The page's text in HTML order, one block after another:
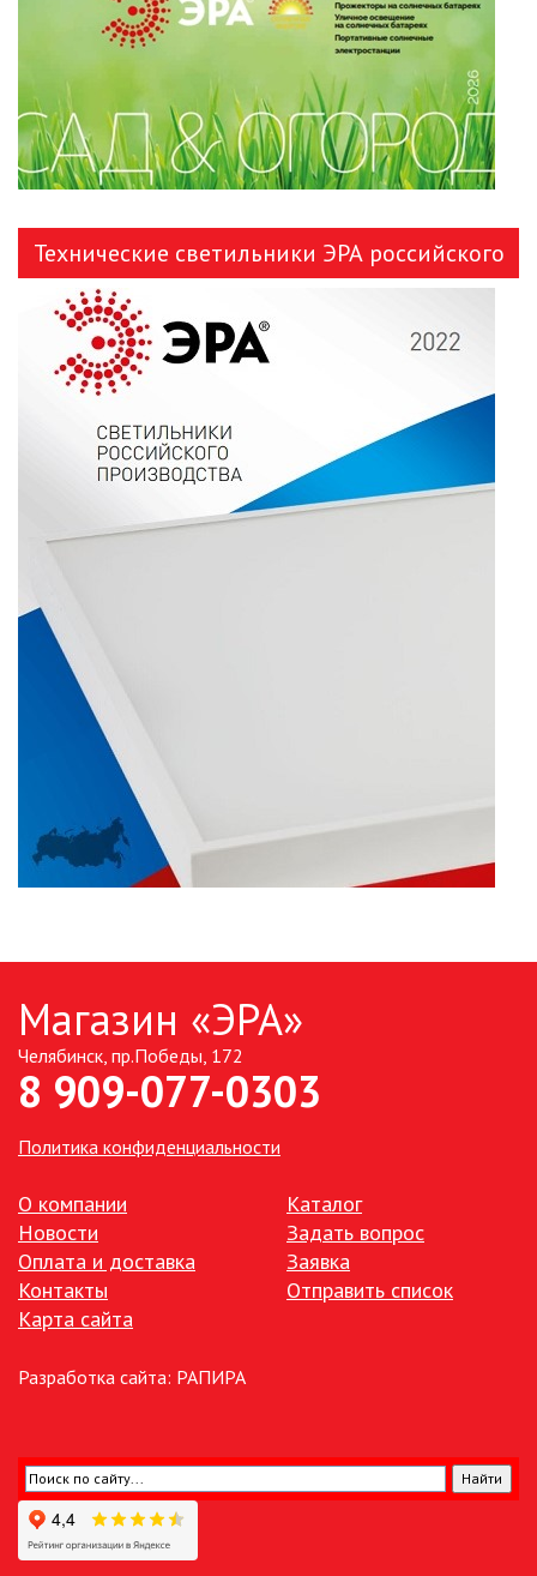
ЛИНЕЙНЫЕ СВЕТОДИОДНЫЕ
СВЕТИЛЬНИКИ
ЛЮСТРЫ
МОДУЛЬНЫЕ СИСТЕМЫ
ОСВЕЩЕНИЯ (LED МОДУЛИ)
НАСТОЛЬНЫЕ СВЕТИЛЬНИКИ
ОБОРУДОВАНИЕ
НОВОГОДНЕЕ ОСВЕЩЕНИЕ
ОТВЕРТКИ
ДЕЛИТЕЛИ
СЕТЕВЫЕ ФИЛЬТРЫ, СИЛОВЫЕ
РАЗЪЕМЫ И УДЛИНИТЕЛИ,
СТАБИЛИЗАТОРЫ НАПРЯЖЕНИЯ
ТОЧЕЧНЫЕ СВЕТИЛЬНИКИ
УЛИЧНОЕ ОСВЕЩЕНИЕ НА
УЛИЧНЫЕ СВЕТИЛЬНИКИ
ФОНТАНЫ
ЭЛЕКТРОЗВОНКИ И АКСЕССУАРЫ
ЭЛЕМЕНТЫ ПИТАНИЯ
Технические светильники ЭРА российского
Магазин «ЭРА»
Челябинск, пр.Победы, 172
8 909-077-0303
Политика конфиденциальности
О компании
Новости
Оплата и доставка
Контакты
Карта сайта
Каталог
Задать вопрос
Заявка
Отправить список
Разработка сайта: РАПИРА